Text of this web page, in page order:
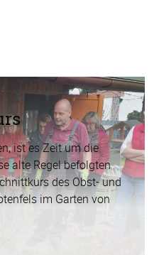
ist es Zeit um die
alte Regel befolgten
des Obst- und
im Garten von